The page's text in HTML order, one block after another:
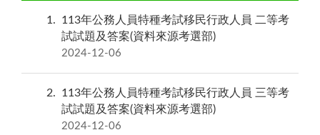
1
113年公務人員特種考試移民行政人員 二等考
試試題及答案(資料來源考選部)
2024-12-06
2
113年公務人員特種考試移民行政人員 三等考
試試題及答案(資料來源考選部)
2024-12-06